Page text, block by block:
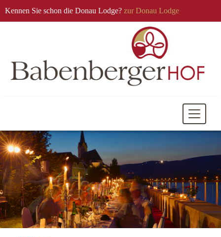
Kennen Sie schon die Donau Lodge? zur Donau Lodge
Mobile